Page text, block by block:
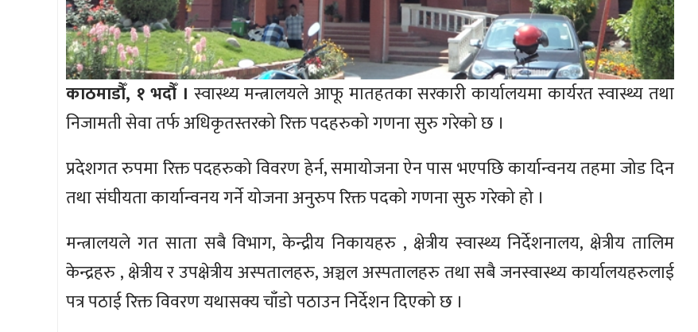
काठमाडौँ, १ भदौँ । स्वास्थ्य मन्त्रालयले आफू मातहतका सरकारी कार्यालयमा कार्यरत स्वास्थ्य तथा
निजामती सेवा तर्फ अधिकृतस्तरको रिक्त पदहरुको गणना सुरु गरेको छ ।
प्रदेशगत रुपमा रिक्त पदहरुको विवरण हेर्न, समायोजना ऐन पास भएपछि कार्यान्वनय तहमा जोड दिन
तथा संघीयता कार्यान्वनय गर्ने योजना अनुरुप रिक्त पदको गणना सुरु गरेको हो ।
मन्त्रालयले गत साता सबै विभाग, केन्द्रीय निकायहरु , क्षेत्रीय स्वास्थ्य निर्देशनालय, क्षेत्रीय तालिम
केन्द्रहरु , क्षेत्रीय र उपक्षेत्रीय अस्पतालहरु, अञ्चल अस्पतालहरु तथा सबै जनस्वास्थ्य कार्यालयहरुलाई
पत्र पठाई रिक्त विवरण यथासक्य चाँडो पठाउन निर्देशन दिएको छ ।